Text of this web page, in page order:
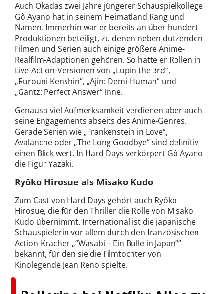
Auch Okadas zwei Jahre jüngerer Schauspielkollege
Gô Ayano hat in seinem Heimatland Rang und
Namen. Immerhin war er bereits an über hundert
Produktionen beteiligt, zu denen neben dutzenden
Filmen und Serien auch einige größere Anime-
Realfilm-Adaptionen gehören. So hatte er Rollen in
Live-Action-Versionen von „Lupin the 3rd“,
„Rurouni Kenshin“, „Ajin: Demi-Human“ und
„Gantz: Perfect Answer“ inne.
Genauso viel Aufmerksamkeit verdienen aber auch
seine Engagements abseits des Anime-Genres.
Gerade Serien wie „Frankenstein in Love“,
Avalanche oder „The Long Goodbye“ sind definitiv
einen Blick wert. In Hard Days verkörpert Gô Ayano
die Figur Yazaki.
Ryôko Hirosue als Misako Kudo
Zum Cast von Hard Days gehört auch Ryôko
Hirosue, die für den Thriller die Rolle von Misako
Kudo übernimmt. International ist die japanische
Schauspielerin vor allem durch den französischen
Action-Kracher „“Wasabi – Ein Bulle in Japan“”
bekannt, für den sie die Filmtochter von
Kinolegende Jean Reno spielte.